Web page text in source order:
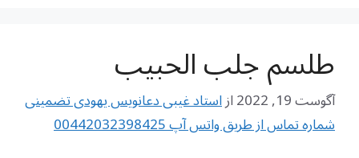
طلسم جلب الحبیب
آگوست 19, 2022 ازاستاد غیبی دعانویس یهودی تضمینی
شماره تماس از طریق واتس آپ 00442032398425